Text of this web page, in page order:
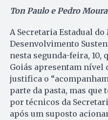
Ton Paulo e Pedro Moura
A Secretaria Estadual
Desenvolvimento
nesta segunda-feira, 10,
Goiás apresentam nível
justifica o
parte da pasta, mas
por técnicos da
após um suposto